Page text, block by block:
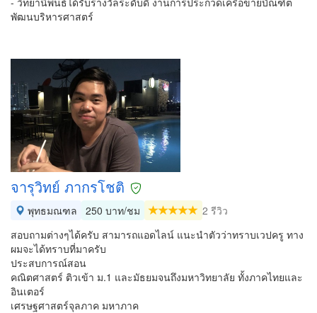
พัฒนบริหารศาสตร์
จารุวิทย์ ภากรโชติ
พุทธมณฑล 250 บาท/ชม
2 รีวิว
สอบถามต่างๆได้ครับ สามารถแอดไลน์ แนะนำตัวว่าทราบเวปครู ทาง
ผมจะได้ทราบที่มาครับ
ประสบการณ์สอน
คณิตศาสตร์ ติวเข้า ม.1 และมัธยมจนถึงมหาวิทยาลัย ทั้งภาคไทยและ
อินเตอร์
เศรษฐศาสตร์จุลภาค มหาภาค